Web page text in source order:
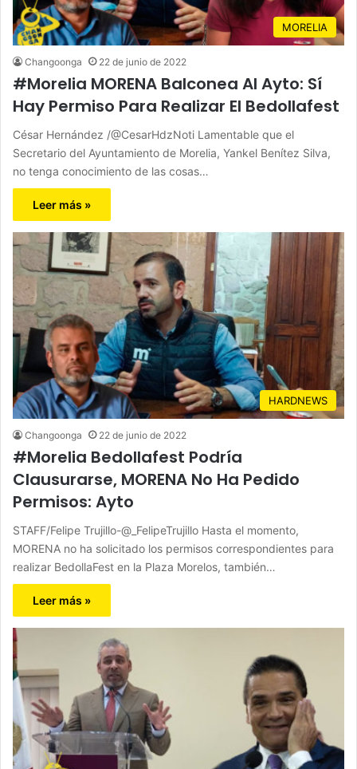
MORELIA
Changoonga 22 de junio de 2022
#Morelia MORENA Balconea Al Ayto: Sí
Hay Permiso Para Realizar El Bedollafest
César Hernández /@CesarHdzNoti Lamentable que el
Secretario del Ayuntamiento de Morelia, Yankel Benítez Silva,
no tenga conocimiento de las cosas…
Leer más »
HARDNEWS
Changoonga 22 de junio de 2022
#Morelia Bedollafest Podría
Clausurarse, MORENA No Ha Pedido
Permisos: Ayto
STAFF/Felipe Trujillo-@_FelipeTrujillo Hasta el momento,
MORENA no ha solicitado los permisos correspondientes para
realizar BedollaFest en la Plaza Morelos, también…
Leer más »